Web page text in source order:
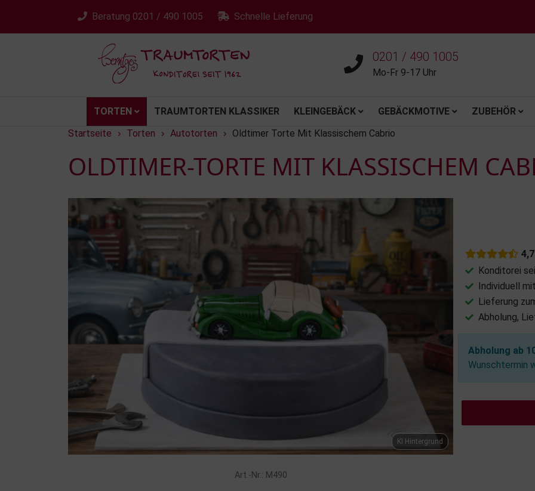
Beratung 0201 / 490 1005 Schnelle Lieferung
0201 / 490 1005
Mo-Fr 9-17 Uhr
TORTEN TRAUMTORTEN KLASSIKER KLEINGEBÄCK GEBÄCKMOTIVE
ZUBEHÖR
Startseite
› Torten › Autotorten › Oldtimer Torte Mit Klassischem Cabrio
OLDTIMER-TORTE MIT KLASSISCHEM
KI Hintergrund
Art.-Nr.: M490
Konditorei
Individuell
Lieferung
Abholung,
Abholung ab
Wunschtermin